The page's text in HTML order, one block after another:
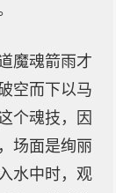
魔魂箭雨才
空而下以马
个魂技，因
场面是绚丽
水中时，观